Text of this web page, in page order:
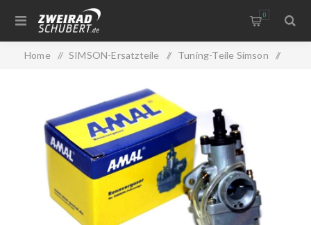
0
Home / SIMSON-Ersatzteile / Tuning-Teile Simson /